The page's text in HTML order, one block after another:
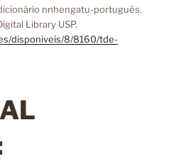
nnhengatu-português.
Library USP.
disponiveis/8/8160/tde-